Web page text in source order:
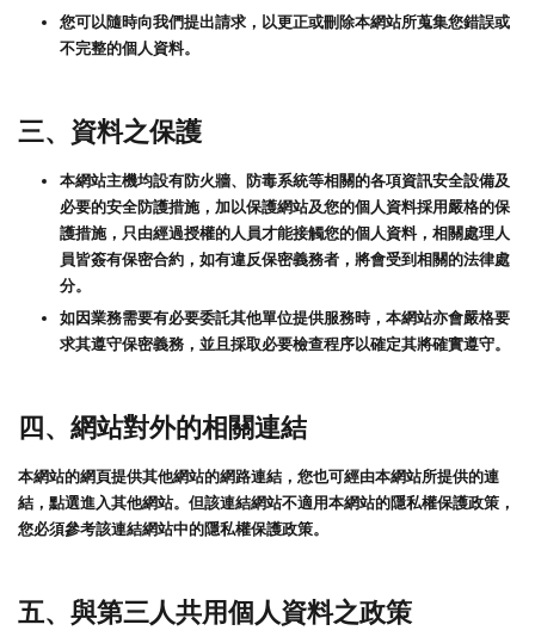
您可以隨時向我們提出請求，以更正或刪除本網站所蒐集您錯誤或
不完整的個人資料。
三、資料之保護
本網站主機均設有防火牆、防毒系統等相關的各項資訊安全設備及
必要的安全防護措施，加以保護網站及您的個人資料採用嚴格的保
護措施，只由經過授權的人員才能接觸您的個人資料，相關處理人
員皆簽有保密合約，如有違反保密義務者，將會受到相關的法律處
分。
如因業務需要有必要委託其他單位提供服務時，本網站亦會嚴格要
求其遵守保密義務，並且採取必要檢查程序以確定其將確實遵守。
四、網站對外的相關連結
本網站的網頁提供其他網站的網路連結，您也可經由本網站所提供的連
結，點選進入其他網站。但該連結網站不適用本網站的隱私權保護政策，
您必須參考該連結網站中的隱私權保護政策。
五、與第三人共用個人資料之政策